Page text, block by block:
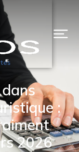
:
2026